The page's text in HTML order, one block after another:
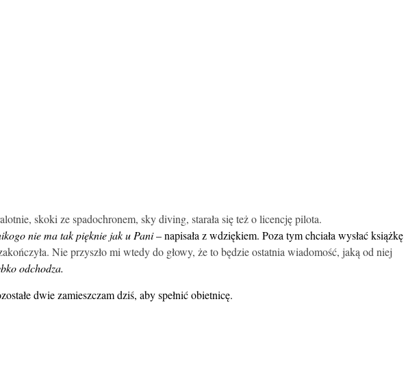
skoki ze spadochronem, sky diving, starała się też o licencję pilota.
nie ma tak pięknie jak u Pani– napisała z wdziękiem. Poza tym chciała wysłać książkę
Nie przyszło mi wtedy do głowy, że to będzie ostatnia wiadomość, jaką od niej
odchodza.
dwie zamieszczam dziś, aby spełnić obietnicę.